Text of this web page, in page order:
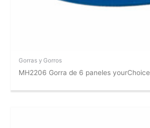
Gorras y Gorros
MH2206 Gorra de 6 paneles yourChoice